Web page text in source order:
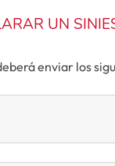
UN
enviar los